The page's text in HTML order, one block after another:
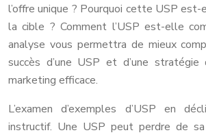
l’offre unique ? Pourquoi cette USP
la cible ? Comment l’USP est-elle
analyse vous permettra de mieux
succès d’une USP et d’une stratégie
marketing efficace.
L’examen d’exemples d’USP en
instructif. Une USP peut perdre de